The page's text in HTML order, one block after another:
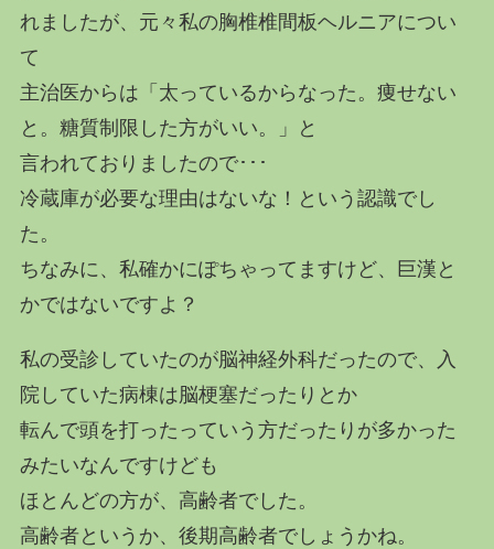
れましたが、元々私の胸椎椎間板ヘルニアについ
て
主治医からは「太っているからなった。痩せない
と。糖質制限した方がいい。」と
言われておりましたので･･･
冷蔵庫が必要な理由はないな！という認識でし
た。
ちなみに、私確かにぽちゃってますけど、巨漢と
かではないですよ？
私の受診していたのが脳神経外科だったので、入
院していた病棟は脳梗塞だったりとか
転んで頭を打ったっていう方だったりが多かった
みたいなんですけども
ほとんどの方が、高齢者でした。
高齢者というか、後期高齢者でしょうかね。